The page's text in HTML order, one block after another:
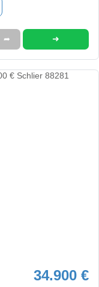
➦ ➜
34.900 €